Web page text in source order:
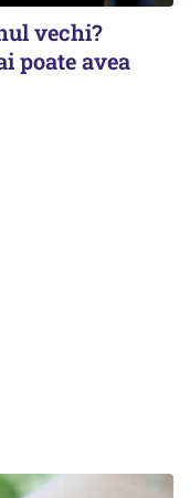
vechi?
poate avea